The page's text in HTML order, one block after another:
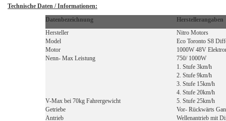
Technische Daten / Informationen:
Datenbezeichnung
Herstellerangaben
Hersteller
Nitro Motors
Model
Eco Toronto S8
Motor
1000W 48V
Nenn- Max Leistung
750/ 1000W
V-Max bei 70kg Fahrergewicht
1. Stufe 3km/h
2. Stufe 9km/h
3. Stufe 15km/h
4. Stufe 20km/h
5. Stufe 25km/h
Getriebe
Vor- Rückwärts
Antrieb
Wellenantrieb mit